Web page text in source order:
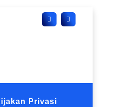
Privasi